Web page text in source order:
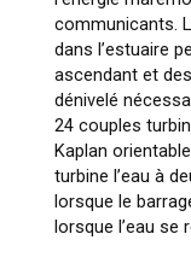
communicants.
dans l’estuaire
ascendant et
dénivelé
24 couples
Kaplan
turbine l’eau à
lorsque le
lorsque l’eau se